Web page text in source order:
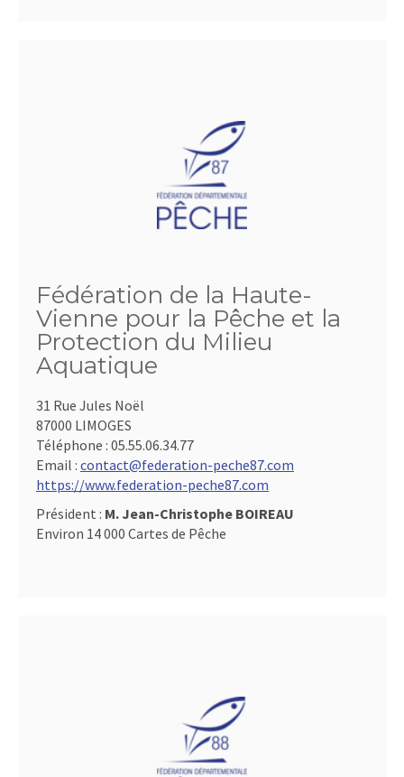
Fédération de la Haute-
Vienne pour la Pêche et la
Protection du Milieu
Aquatique
31 Rue Jules Noël
87000 LIMOGES
Téléphone : 05.55.06.34.77
Email : contact@federation-peche87.com
https://www.federation-peche87.com
Président : M. Jean-Christophe BOIREAU
Environ 14 000 Cartes de Pêche